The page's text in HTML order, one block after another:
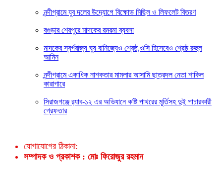
নন্দীগ্রামে যুব দলের উদ্যোগে বিক্ষোভ মিছিল ও লিফলেট বিতরণ
বগুড়ার শেরপুরে মাদকের রমরমা ব্যবসা
মাদকের স্বর্গরাজ্য ঘুষ বানিজ্যেও শ্রেষ্ঠ,ওসি হিসেবেও শ্রেষ্ঠ রুহুল
আমিন
নন্দীগ্রামে একাধিক নাশকতার মামলার আসামি ছাত্রদল নেতা শাকিল
কারাগারে
সিরাজগঞ্জে র‍্যাব-১২ এর অভিযানে কষ্টি পাথরের মূর্তিসহ দুই পাচারকারী
গ্রেফতার
যোগাযোগের ঠিকানা:
সম্পাদক ও প্রকাশক : মোঃ ফিরোজুর রহমান